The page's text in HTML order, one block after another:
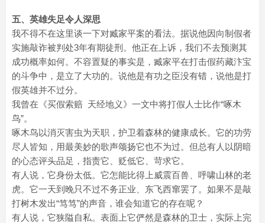
五、英雄失足令人深思
我不得不在这里谈一下对臧家平案的看法。据说他因向制假者
实施敲诈被判处3年有期徒刑。他正在上诉，我们不去预测其
成功概率如何。不容置疑的事实是，臧家平在打击假药藏汴宝
的斗争中，是立了大功的。说他是有功之臣没有错，说他是打
假英雄并不过分。
我曾在《买假索赔 天经地义》一文中将打假人士比作“啄木
鸟”。
啄木鸟以消灭害虫为天职，护卫着森林的健康成长。它的功劳
尽人皆知，用最美妙的歌声颂扬它也不为过。但总有人以阴暗
的心态评头品足，指责它、贬低它、苛求它。
有人说，它身份太低。它怎能比得上威震百兽、呼啸山林的老
虎。它一天到晚只不过不务正业、东飞西窜罢了。如果不是敲
打树木发出“笃笃”的声音，谁会知道它的存在呢？
有人说，它狭隘自私。表面上它俨然是森林的卫士，实际上完